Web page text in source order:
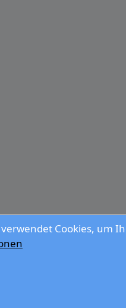
Cookies, um